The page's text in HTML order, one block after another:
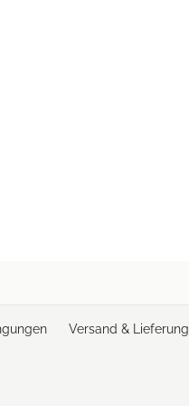
Versand & Lieferung